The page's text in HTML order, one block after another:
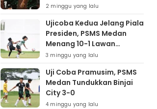
2 minggu yang lalu
Ujicoba Kedua Jelang Piala
Presiden, PSMS Medan
Menang 10-1 Lawan
Muspika FC
3 minggu yang lalu
Uji Coba Pramusim, PSMS
Medan Tundukkan Binjai
City 3-0
4 minggu yang lalu